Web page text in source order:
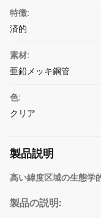
特徴:
済的
素材:
亜鉛メッキ鋼管
色:
クリア
製品説明
高い緯度区域の生態学
製品の説明: